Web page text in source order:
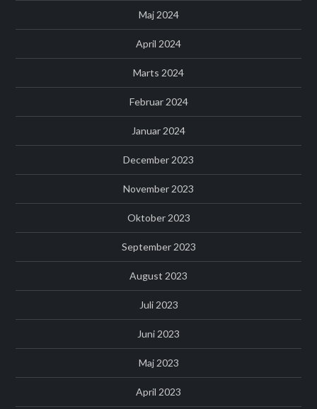
Maj 2024
April 2024
Marts 2024
Februar 2024
Januar 2024
December 2023
November 2023
Oktober 2023
September 2023
August 2023
Juli 2023
Juni 2023
Maj 2023
April 2023